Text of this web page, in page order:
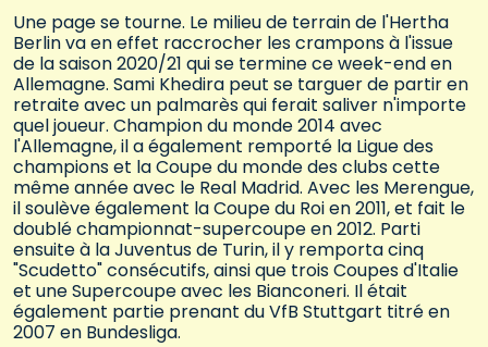
Une page se tourne. Le milieu de terrain de l'Hertha
Berlin va en effet raccrocher les crampons à l'issue
de la saison 2020/21 qui se termine ce week-end en
Allemagne. Sami Khedira peut se targuer de partir en
retraite avec un palmarès qui ferait saliver n'importe
quel joueur. Champion du monde 2014 avec
l'Allemagne, il a également remporté la Ligue des
champions et la Coupe du monde des clubs cette
même année avec le Real Madrid. Avec les Merengue,
il soulève également la Coupe du Roi en 2011, et fait le
doublé championnat-supercoupe en 2012. Parti
ensuite à la Juventus de Turin, il y remporta cinq
"Scudetto" consécutifs, ainsi que trois Coupes d'Italie
et une Supercoupe avec les Bianconeri. Il était
également partie prenant du VfB Stuttgart titré en
2007 en Bundesliga.